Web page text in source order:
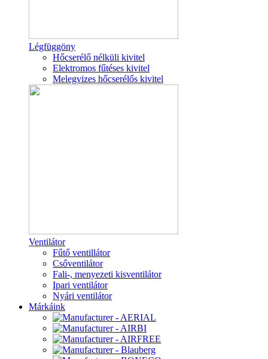
Légfüggöny
Hőcserélő nélküli kivitel
Elektromos fűtéses kivitel
Melegvizes hőcserélős kivitel
Ventilátor
Fűtő ventillátor
Csőventilátor
Fali-, menyezeti kisventilátor
Ipari ventilátor
Nyári ventilátor
Márkáink